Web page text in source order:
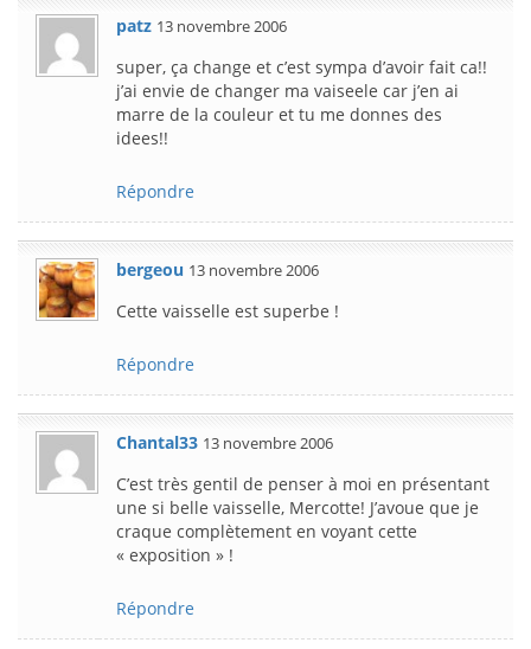
patz 13 novembre 2006
super, ça change et c’est sympa d’avoir fait ca!!
j’ai envie de changer ma vaiseele car j’en ai
marre de la couleur et tu me donnes des
idees!!
Répondre
bergeou 13 novembre 2006
Cette vaisselle est superbe !
Répondre
Chantal33 13 novembre 2006
C’est très gentil de penser à moi en présentant
une si belle vaisselle, Mercotte! J’avoue que je
craque complètement en voyant cette
« exposition » !
Répondre